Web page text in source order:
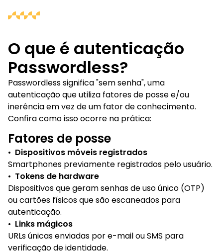
O que é autenticação
Passwordless?
Passwordless significa "sem senha", uma
autenticação que utiliza fatores de posse e/ou
inerência em vez de um fator de conhecimento.
Confira como isso ocorre na prática:
Fatores de posse
• Dispositivos móveis registrados
Smartphones previamente registrados pelo usuário.
• Tokens de hardware
Dispositivos que geram senhas de uso único (OTP)
ou cartões físicos que são escaneados para
autenticação.
• Links mágicos
URLs únicas enviadas por e-mail ou SMS para
verificação de identidade.